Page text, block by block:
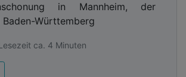
in Mannheim, der
Baden-Württemberg
ca. 4 Minuten